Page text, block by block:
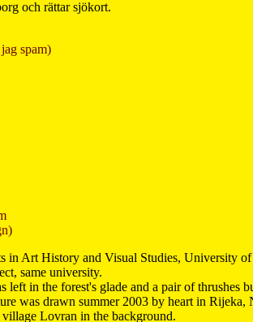
och rättar sjökort.
spam)
in Art History and Visual Studies, University
same university.
in the forest's glade and a pair of thrushes
was drawn summer 2003 by heart in Rijeka,
Lovran in the background.